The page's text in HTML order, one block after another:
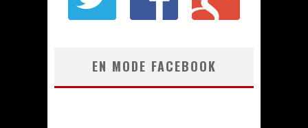
EN MODE FACEBOOK